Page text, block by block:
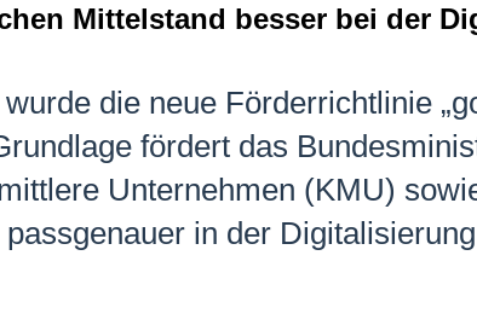
Mittelstand besser bei der
die neue Förderrichtlinie
fördert das
Unternehmen (KMU)
in der